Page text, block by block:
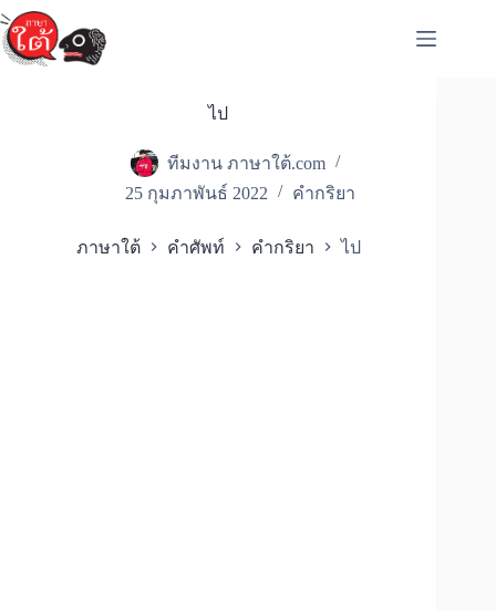
Skip
to
content
ไป
ทีมงาน ภาษาใต้.com
25 กุมภาพันธ์ 2022
คำกริยา
ภาษาใต้ คำศัพท์ คำกริยา ไป